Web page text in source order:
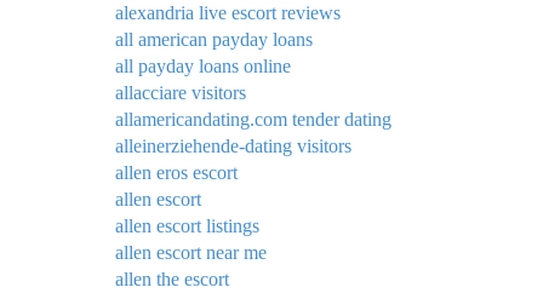
alexandria live escort reviews
all american payday loans
all payday loans online
allacciare visitors
allamericandating.com tender dating
alleinerziehende-dating visitors
allen eros escort
allen escort
allen escort listings
allen escort near me
allen the escort